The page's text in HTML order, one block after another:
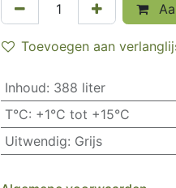
Toevoegen aan
Inhoud: 388 liter
T°C: +1°C tot +15°C
Uitwendig: Grijs